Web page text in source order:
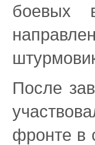
боевых
После
фронте в